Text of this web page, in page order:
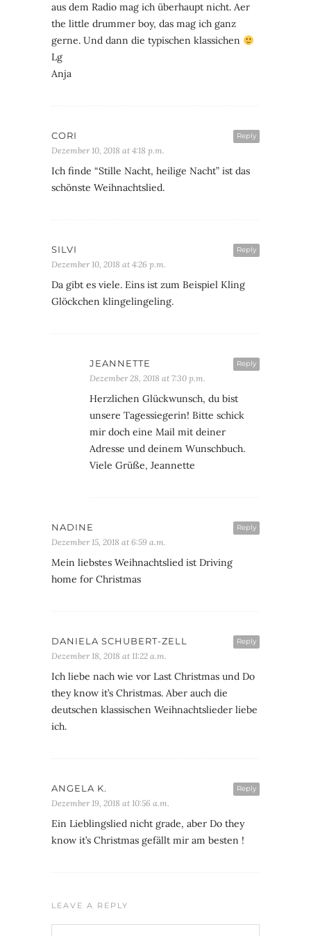
aus dem Radio mag ich überhaupt nicht. Aer
the little drummer boy, das mag ich ganz
gerne. Und dann die typischen klassichen
Lg
Anja
Reply
CORI
Dezember 10, 2018 at 4:18 p.m.
Ich finde “Stille Nacht, heilige Nacht” ist das
schönste Weihnachtslied.
Reply
SILVI
Dezember 10, 2018 at 4:26 p.m.
Da gibt es viele. Eins ist zum Beispiel Kling
Glöckchen klingelingeling.
Reply
JEANNETTE
Dezember 28, 2018 at 7:30 p.m.
Herzlichen Glückwunsch, du bist
unsere Tagessiegerin! Bitte schick
mir doch eine Mail mit deiner
Adresse und deinem Wunschbuch.
Viele Grüße, Jeannette
Reply
NADINE
Dezember 15, 2018 at 6:59 a.m.
Mein liebstes Weihnachtslied ist Driving
home for Christmas
Reply
DANIELA SCHUBERT-ZELL
Dezember 18, 2018 at 11:22 a.m.
Ich liebe nach wie vor Last Christmas und Do
they know it’s Christmas. Aber auch die
deutschen klassischen Weihnachtslieder liebe
ich.
Reply
ANGELA K.
Dezember 19, 2018 at 10:56 a.m.
Ein Lieblingslied nicht grade, aber Do they
know it’s Christmas gefällt mir am besten !
LEAVE A REPLY